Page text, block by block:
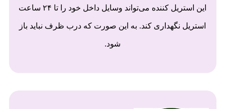
این استریل کننده می‌تواند وسایل داخل خود را تا ۲۴ ساعت
استریل نگهداری کند. به این صورت که درب ظرف نباید باز
شود.